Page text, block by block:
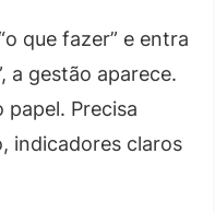
que fazer” e entra
a gestão aparece.
Precisa
indicadores claros